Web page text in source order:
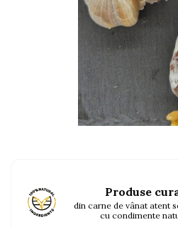
Produse
din carne de vânat atent
cu condimente